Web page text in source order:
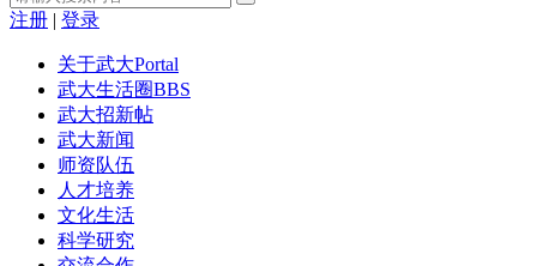
注册 | 登录
关于武大Portal
武大生活圈BBS
武大招新帖
武大新闻
师资队伍
人才培养
文化生活
科学研究